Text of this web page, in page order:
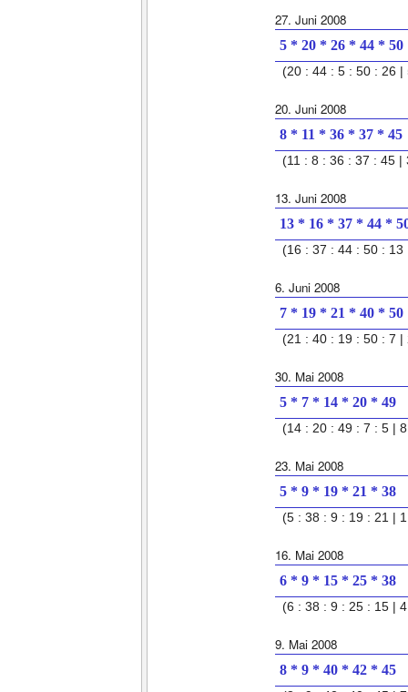
27. Juni 2008
5 * 20 * 26 * 44 * 50
(20 : 44 : 5 : 50 : 26 |
20. Juni 2008
8 * 11 * 36 * 37 * 45
(11 : 8 : 36 : 37 : 45 |
13. Juni 2008
13 * 16 * 37 * 44 *
(16 : 37 : 44 : 50 : 13
6. Juni 2008
7 * 19 * 21 * 40 * 50
(21 : 40 : 19 : 50 : 7 |
30. Mai 2008
5 * 7 * 14 * 20 * 49
(14 : 20 : 49 : 7 : 5 |
23. Mai 2008
5 * 9 * 19 * 21 * 38
(5 : 38 : 9 : 19 : 21 |
16. Mai 2008
6 * 9 * 15 * 25 * 38
(6 : 38 : 9 : 25 : 15 |
9. Mai 2008
8 * 9 * 40 * 42 * 45